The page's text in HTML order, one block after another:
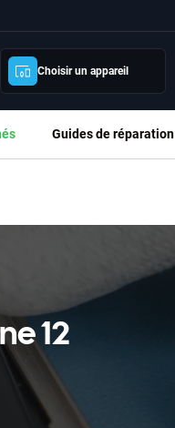
Choisir un appareil
Guides de réparation
12